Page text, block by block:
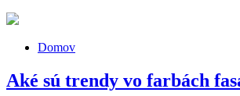
Domov
Aké sú trendy vo farbách